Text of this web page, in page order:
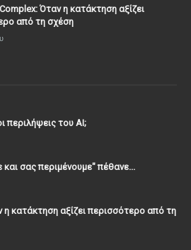
Όταν η κατάκτηση αξίζει
από τη σχέση
περιλήψεις του ΑΙ;
και σας περιμένουμε" πέθανε...
κατάκτηση αξίζει περισσότερο από τη